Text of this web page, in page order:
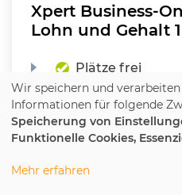
Xpert Business-
Lohn und Gehalt 1
Plätze frei
Beginn:Di. ,
Ort:Online
(nicht
Wir speichern und
Informationen für folgende
Speicherung von
Funktionelle Cookies,
Mehr erfahren